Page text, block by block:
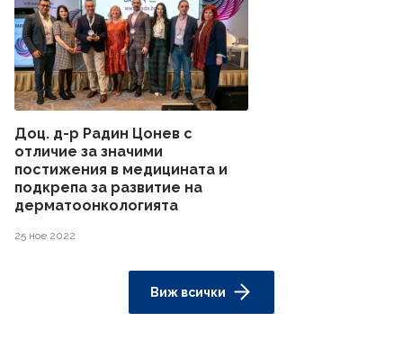
Доц. д-р Радин Цонев с
отличие за значими
постижения в медицината и
подкрепа за развитие на
дерматоонкологията
25 ное 2022
Виж всички